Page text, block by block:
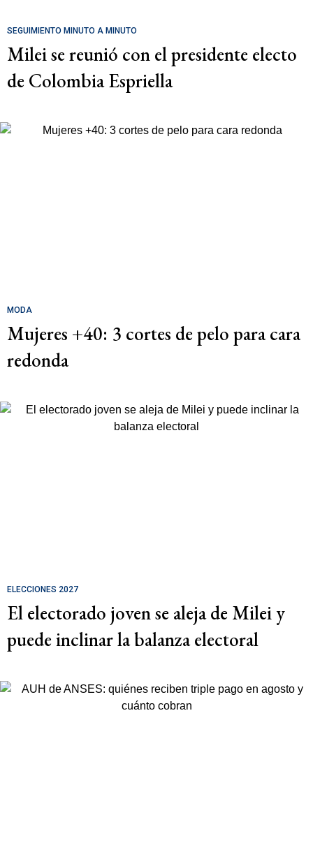
SEGUIMIENTO MINUTO A MINUTO
Milei se reunió con el presidente electo
de Colombia Espriella
MODA
Mujeres +40: 3 cortes de pelo para cara
redonda
ELECCIONES 2027
El electorado joven se aleja de Milei y
puede inclinar la balanza electoral